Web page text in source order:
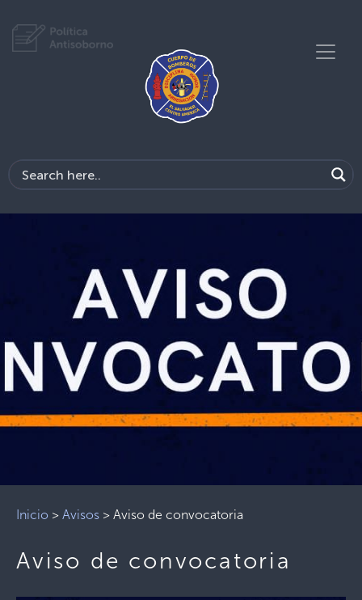
Inicio > Avisos > Aviso de convocatoria
Aviso de convocatoria